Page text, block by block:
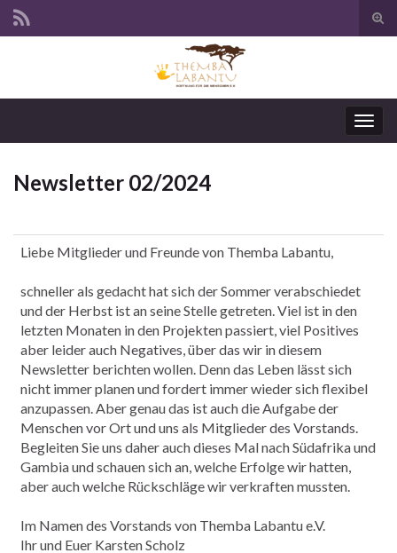
Newsletter 02/2024
Liebe Mitglieder und Freunde von Themba Labantu,
schneller als gedacht hat sich der Sommer verabschiedet
und der Herbst ist an seine Stelle getreten. Viel ist in den
letzten Monaten in den Projekten passiert, viel Positives
aber leider auch Negatives, über das wir in diesem
Newsletter berichten wollen. Denn das Leben lässt sich
nicht immer planen und fordert immer wieder sich flexibel
anzupassen. Aber genau das ist auch die Aufgabe der
Menschen vor Ort und uns als Mitglieder des Vorstands.
Begleiten Sie uns daher auch dieses Mal nach Südafrika und
Gambia und schauen sich an, welche Erfolge wir hatten,
aber auch welche Rückschläge wir verkraften mussten.
Im Namen des Vorstands von Themba Labantu e.V.
Ihr und Euer Karsten Scholz